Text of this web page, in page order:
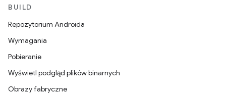
BUILD
Repozytorium Androida
Wymagania
Pobieranie
Wyświetl podgląd plików binarnych
Obrazy fabryczne